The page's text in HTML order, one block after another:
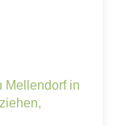
Mellendorf in